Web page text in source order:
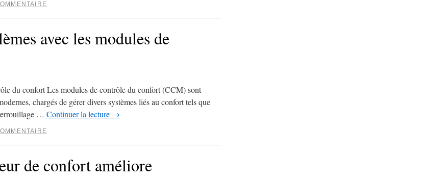
avec les modules de
du confort Les modules de contrôle du confort (CCM) sont
chargés de gérer divers systèmes liés au confort tels que
… Continuer la lecture →
de confort améliore